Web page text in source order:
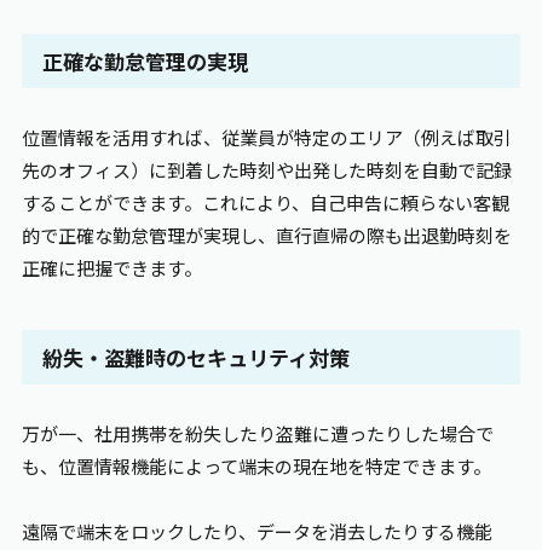
正確な勤怠管理の実現
位置情報を活用すれば、従業員が特定のエリア（例えば取引
先のオフィス）に到着した時刻や出発した時刻を自動で記録
することができます。これにより、自己申告に頼らない客観
的で正確な勤怠管理が実現し、直行直帰の際も出退勤時刻を
正確に把握できます。
紛失・盗難時のセキュリティ対策
万が一、社用携帯を紛失したり盗難に遭ったりした場合で
も、位置情報機能によって端末の現在地を特定できます。
遠隔で端末をロックしたり、データを消去したりする機能